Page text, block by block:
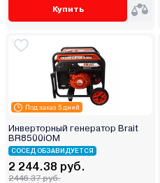
Купить
Под заказ 5 дней
Инверторный генератор Brait
BR8500iOM
СОСЕД ОБЗАВИДУЕТСЯ
2 244.38 руб.
2446.37 руб.